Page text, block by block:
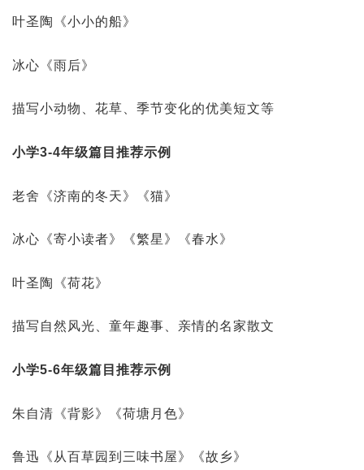
叶圣陶《小小的船》
冰心《雨后》
描写小动物、花草、季节变化的优美短文等
小学3-4年级篇目推荐示例
老舍《济南的冬天》《猫》
冰心《寄小读者》《繁星》《春水》
叶圣陶《荷花》
描写自然风光、童年趣事、亲情的名家散文
小学5-6年级篇目推荐示例
朱自清《背影》《荷塘月色》
鲁迅《从百草园到三味书屋》《故乡》